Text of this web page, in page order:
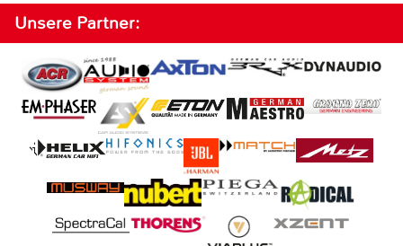
Unsere Partner: